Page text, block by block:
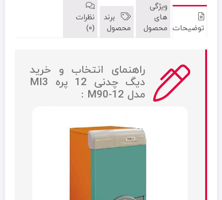
توضیحات
ویژگی
های
محصول
برند
محصول
نظرات
(0)
راهنمای انتخاب و خرید
دیگ چدنی 12 پره MI3
مدل M90-12 :